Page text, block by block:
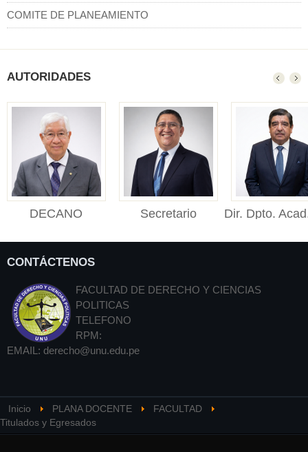
COMITE DE PLANEAMIENTO
AUTORIDADES
DECANO
de Derecho y Ciencias
Polític...
Secretario
Dir. Dpto.
CONTÁCTENOS
FACULTAD DE DERECHO Y CIENCIAS
POLITICAS
TELEFONO
RPM:
EMAIL: derecho@unu.edu.pe
Inicio PLANA DOCENTE
FACULTAD
Titulados y Egresados